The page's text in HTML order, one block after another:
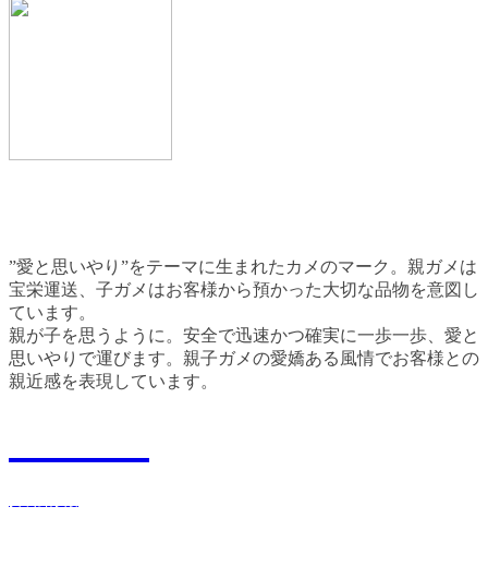
”愛と思いやり”をテーマに生まれたカメのマーク。親ガメは
宝栄運送、子ガメはお客様から預かった大切な品物を意図し
ています。
親が子を思うように。安全で迅速かつ確実に一歩一歩、愛と
思いやりで運びます。親子ガメの愛嬌ある風情でお客様との
親近感を表現しています。